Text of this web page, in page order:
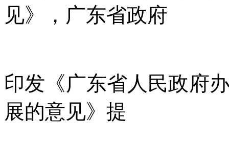
见》，广东省政府
印发《广东省人民政府
展的意见》提